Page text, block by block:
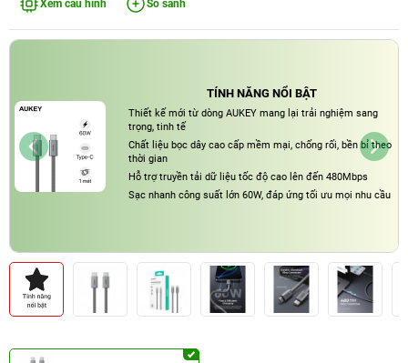
Xem cấu hình So sánh
TÍNH NĂNG NỔI BẬT
Thiết kế mới từ dòng AUKEY mang lại trải nghiệm sang
trọng, tinh tế
Chất liệu bọc dây cao cấp mềm mại, chống rối, bền bỉ theo
thời gian
Hỗ trợ truyền tải dữ liệu tốc độ cao lên đến 480Mbps
Sạc nhanh công suất lớn 60W, đáp ứng tối ưu mọi nhu cầu